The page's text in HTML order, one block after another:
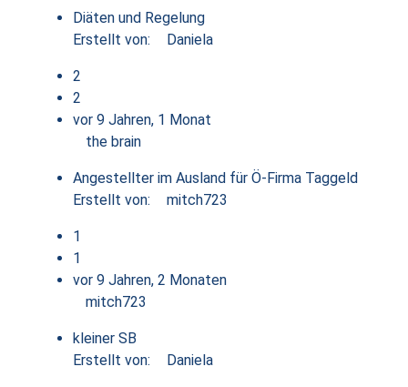
Diäten und Regelung
Erstellt von:
Daniela
2
2
vor 9 Jahren, 1 Monat
the brain
Angestellter im Ausland für Ö-Firma Taggeld
Erstellt von:
mitch723
1
1
vor 9 Jahren, 2 Monaten
mitch723
kleiner SB
Erstellt von:
Daniela